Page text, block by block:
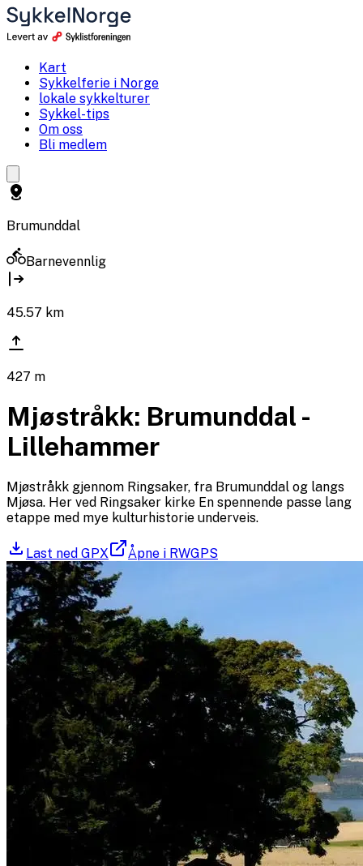
Kart
Sykkelferie i Norge
lokale sykkelturer
Sykkel-tips
Om oss
Bli medlem
Brumunddal
Barnevennlig
45.57 km
427 m
Mjøstråkk: Brumunddal -
Lillehammer
Mjøstråkk gjennom Ringsaker, fra Brumunddal og langs
Mjøsa. Her ved Ringsaker kirke En spennende passe lang
etappe med mye kulturhistorie underveis.
Last ned GPX Åpne i RWGPS